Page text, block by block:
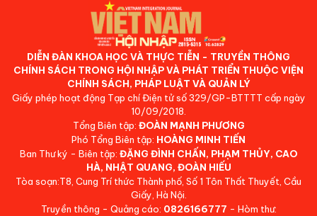
DIỄN ĐÀN KHOA HỌC VÀ THỰC TIỄN - TRUYỀN THÔNG
CHÍNH SÁCH TRONG HỘI NHẬP VÀ PHÁT TRIỂN THUỘC VIỆN
CHÍNH SÁCH, PHÁP LUẬT VÀ QUẢN LÝ
Giấy phép hoạt động Tạp chí Điện tử số 329/GP-BTTTT cấp ngày
10/09/2018.
Tổng Biên tập: ĐOÀN MẠNH PHƯƠNG
Phó Tổng Biên tập: HOÀNG MINH TIẾN
Ban Thư ký - Biên tập: ĐẶNG ĐÌNH CHẤN, PHẠM THỦY, CAO
HÀ, NHẬT QUANG, ĐOÀN HIẾU
Tòa soạn:T8, Cung Trí thức Thành phố, Số 1 Tôn Thất Thuyết, Cầu
Giấy, Hà Nội.
Truyền thông - Quảng cáo: 0826166777 - Hòm thư: